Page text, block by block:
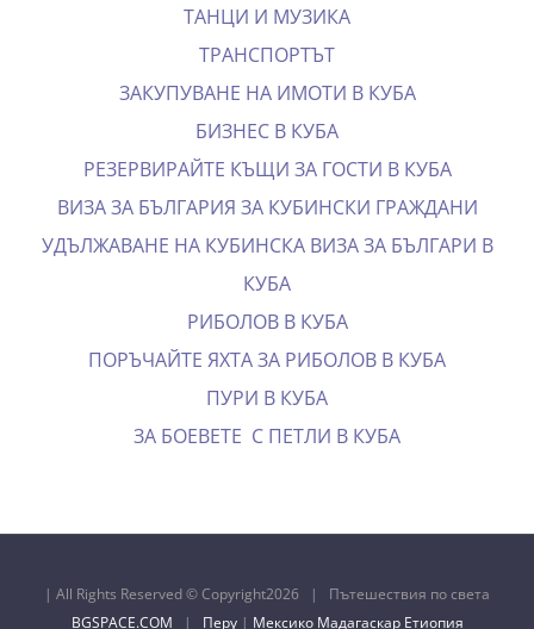
ТАНЦИ И МУЗИКА
ТРАНСПОРТЪТ
ЗАКУПУВАНЕ НА ИМОТИ В КУБА
БИЗНЕС В КУБА
РЕЗЕРВИРАЙТЕ КЪЩИ ЗА ГОСТИ В КУБА
ВИЗА ЗА БЪЛГАРИЯ ЗА КУБИНСКИ ГРАЖДАНИ
УДЪЛЖАВАНЕ НА КУБИНСКА ВИЗА ЗА БЪЛГАРИ В
КУБА
РИБОЛОВ В КУБА
ПОРЪЧАЙТЕ ЯХТА ЗА РИБОЛОВ В КУБА
ПУРИ В КУБА
ЗА БОЕВЕТЕ С ПЕТЛИ В КУБА
| All Rights Reserved © Copyright2026 | Пътешествия по света
BGSPACE.COM | Перу | Мексико Мадагаскар Етиопия